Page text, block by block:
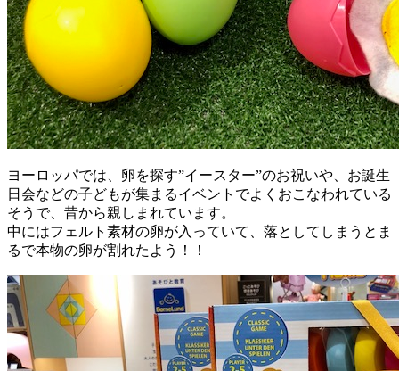
ヨーロッパでは、卵を探す”イースター”のお祝いや、お誕生
日会などの子どもが集まるイベントでよくおこなわれている
そうで、昔から親しまれています。
中にはフェルト素材の卵が入っていて、落としてしまうとま
るで本物の卵が割れたよう！！